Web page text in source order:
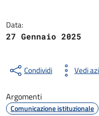
Data:
27 Gennaio 2025
Condividi Vedi
Argomenti
Comunicazione istituzionale